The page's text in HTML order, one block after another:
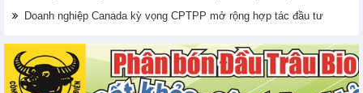
Doanh nghiệp Canada kỳ vọng CPTPP mở rộng hợp tác đầu tư